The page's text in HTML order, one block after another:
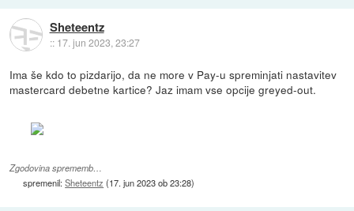
Sheteentz
:: 17. jun 2023, 23:27
Ima še kdo to pizdarijo, da ne more v Pay-u spreminjati nastavitev
mastercard debetne kartice? Jaz imam vse opcije greyed-out.
Zgodovina sprememb…
spremenil:Sheteentz (17. jun 2023 ob 23:28)